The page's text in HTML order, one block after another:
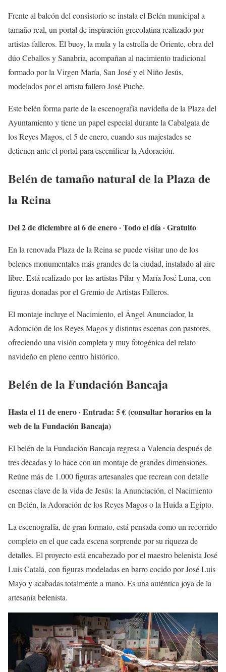
Frente al balcón del consistorio se instala el Belén municipal a
tamaño real, un portal de inspiración grecolatina realizado por
artistas falleros. El buey, la mula y la estrella de Oriente, obra del
dúo Ceballos y Sanabria, acompañan al nacimiento tradicional
formado por la Virgen María, San José y el Niño Jesús,
modelados por el artista fallero José Puche.
Este belén forma parte de la escenografía navideña de la Plaza del
Ayuntamiento y tiene un papel especial durante la Cabalgata de
los Reyes Magos, el 5 de enero, cuando sus majestades se
detienen ante el portal para escenificar la Adoración.
Belén de tamaño natural de la Plaza de
la Reina
Del 2 de diciembre al 6 de enero · Todo el día · Gratuito
En la renovada Plaza de la Reina se puede visitar uno de los
belenes monumentales más grandes de la ciudad, instalado al aire
libre. Está realizado por las artistas Pilar y María José Luna, con
figuras donadas por el Gremio de Artistas Falleros.
El montaje incluye el Nacimiento, el Ángel Anunciador, la
Adoración de los Reyes Magos y distintas escenas con pastores,
ofreciendo una visión completa y muy fotogénica del relato
navideño en pleno centro histórico.
Belén de la Fundación Bancaja
Hasta el 11 de enero · Entrada: 5 € (consultar horarios en la
web de la Fundación Bancaja)
El belén de la Fundación Bancaja regresa a Valencia después de
tres décadas y lo hace con un montaje de grandes dimensiones.
Reúne más de 1.000 figuras artesanales que recrean con detalle
escenas clave de la vida de Jesús: la Anunciación, el Nacimiento
en Belén, la Adoración de los Reyes Magos o la Huida a Egipto.
La escenografía, de gran formato, está pensada como un recorrido
completo en el que cada escena sorprende por su riqueza de
detalles. El proyecto está encabezado por el maestro belenista José
Luis Catalá, con figuras modeladas en barro cocido por José Luis
Mayo y acabadas totalmente a mano. Es una auténtica joya de la
artesanía belenista.